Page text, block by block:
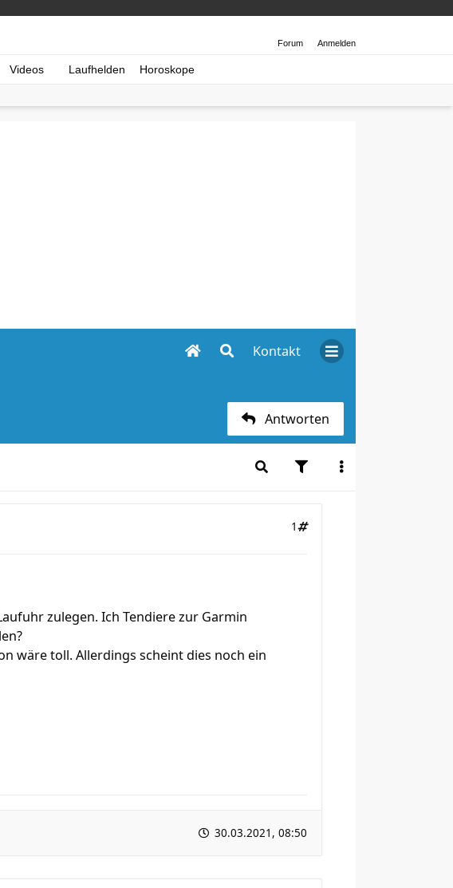
Forum Anmelden
Videos Laufhelden Horoskope
Kontakt
Antworten
1
zulegen. Ich Tendiere zur Garmin
wäre toll. Allerdings scheint dies noch ein
30.03.2021, 08:50